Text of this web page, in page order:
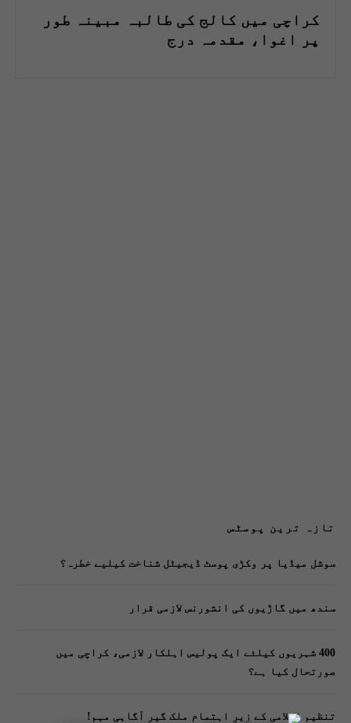
کراچی میں کالج کی طالبہ مبینہ طور
پر اغوا، مقدمہ درج
تازہ ترین پوسٹس
سوشل میڈیا پر وکڑی پوسٹ ڈیجیٹل شناخت کیلیے خطرہ؟
سندھ میں گاڑیوں کی انشورنس لازمی قرار
400 شہریوں کیلئے ایک پولیس اہلکار لازمی، کراچی میں
صورتحال کیا ہے؟
تنظیم اسلامی کے زیرِ اہتمام ملک گیر آگاہی مہم!